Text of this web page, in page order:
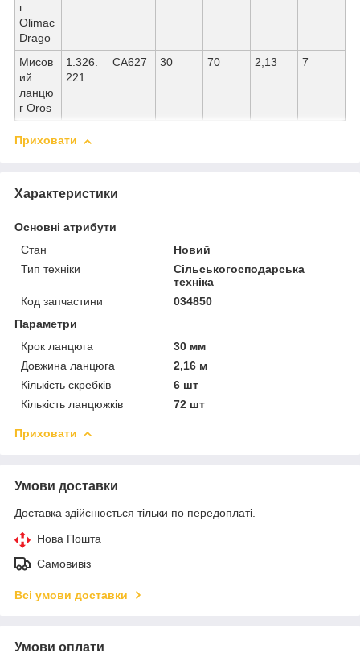
г
Olimac
Drago
Мисов
ий
ланцю
г Oros
1.326.
221
СА627 30 70 2,13 7
Приховати
Характеристики
Основні атрибути
Стан
Новий
Тип техніки
Сільськогосподарська
техніка
Код запчастини
034850
Параметри
Крок ланцюга
30 мм
Довжина ланцюга
2,16 м
Кількість скребків
6 шт
Кількість ланцюжків
72 шт
Приховати
Умови доставки
Доставка здійснюється тільки по передоплаті.
Нова Пошта
Самовивіз
Всі умови доставки
Умови оплати